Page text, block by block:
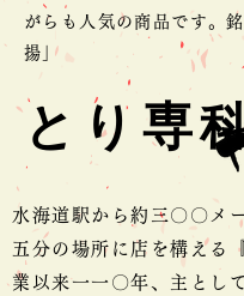
がらも人気の商品です。
揚」
とり専
水海道駅から約三〇〇メ
五分の場所に店を構える
業以来一一〇年、主とし